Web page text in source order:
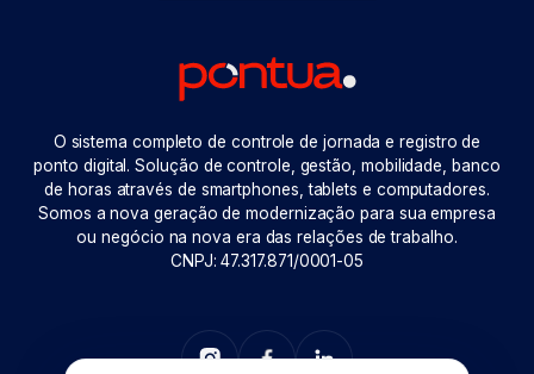
O sistema completo de controle de jornada e registro de
ponto digital. Solução de controle, gestão, mobilidade, banco
de horas através de smartphones, tablets e computadores.
Somos a nova geração de modernização para sua empresa
ou negócio na nova era das relações de trabalho.
CNPJ: 47.317.871/0001-05